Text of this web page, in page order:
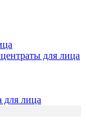
для лица
для лица